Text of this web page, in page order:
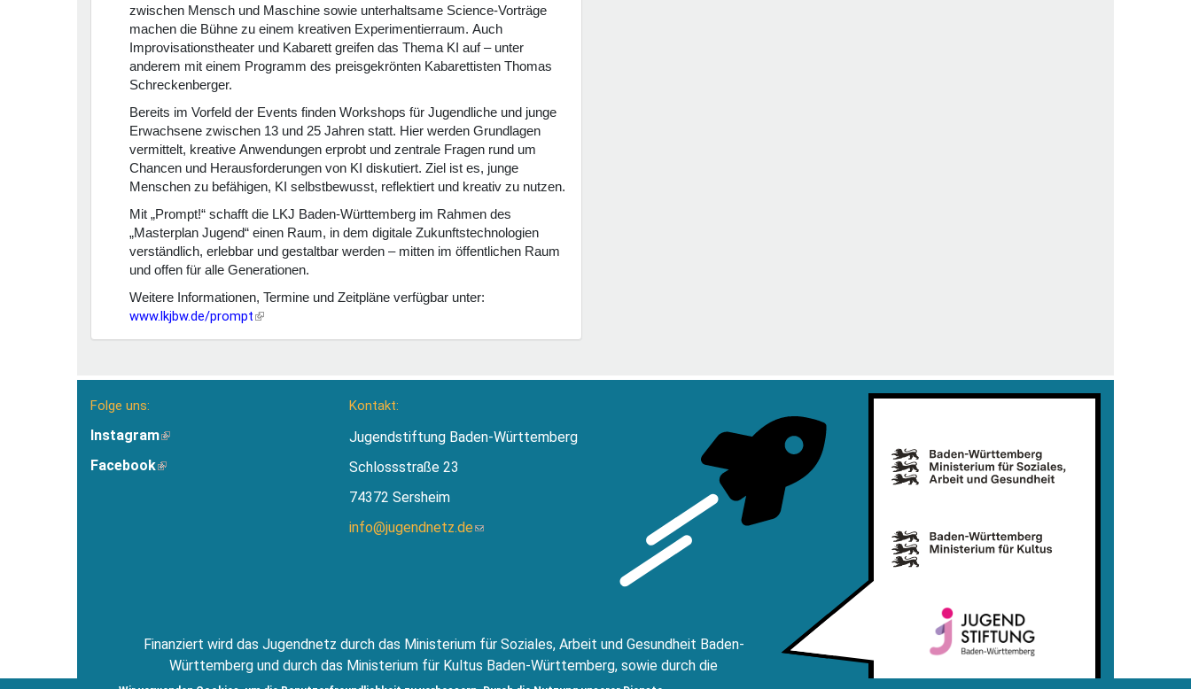
zwischen Mensch und Maschine sowie unterhaltsame Science-Vorträge
machen die Bühne zu einem kreativen Experimentierraum. Auch
Improvisationstheater und Kabarett greifen das Thema KI auf – unter
anderem mit einem Programm des preisgekrönten Kabarettisten Thomas
Schreckenberger.
Bereits im Vorfeld der Events finden Workshops für Jugendliche und junge
Erwachsene zwischen 13 und 25 Jahren statt. Hier werden Grundlagen
vermittelt, kreative Anwendungen erprobt und zentrale Fragen rund um
Chancen und Herausforderungen von KI diskutiert. Ziel ist es, junge
Menschen zu befähigen, KI selbstbewusst, reflektiert und kreativ zu nutzen.
Mit „Prompt!“ schafft die LKJ Baden-Württemberg im Rahmen des
„Masterplan Jugend“ einen Raum, in dem digitale Zukunftstechnologien
verständlich, erlebbar und gestaltbar werden – mitten im öffentlichen Raum
und offen für alle Generationen.
Weitere Informationen, Termine und Zeitpläne verfügbar unter:
www.lkjbw.de/prompt(Link
Folge uns:
Instagram(Link
extern)
Facebook(Link
Kontakt:
Jugendstiftung Baden-Württemberg
Schlossstraße 23
74372 Sersheim
info@jugendnetz.de(Link
Finanziert wird das Jugendnetz durch das Ministerium für Soziales, Arbeit und Gesundheit Baden-
Württemberg und durch das Ministerium für Kultus Baden-Württemberg, sowie durch die